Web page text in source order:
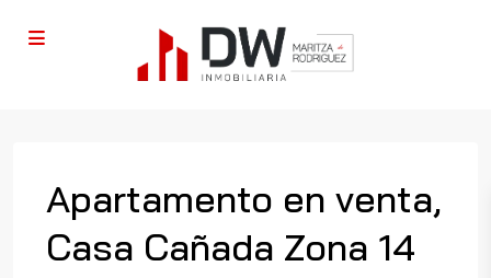
Apartamento en venta,
Casa Cañada Zona 14